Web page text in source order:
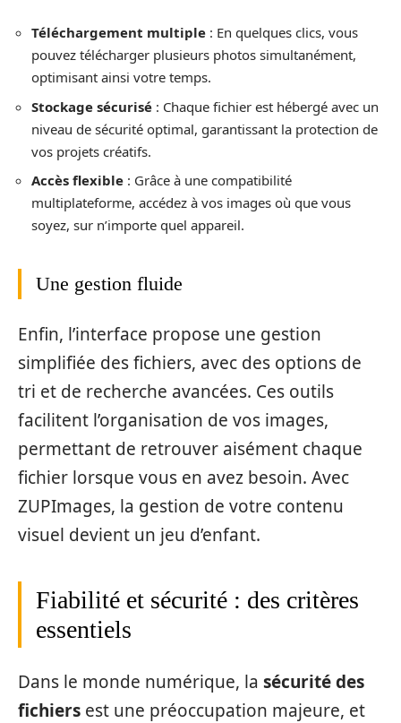
Téléchargement multiple : En quelques clics, vous
pouvez télécharger plusieurs photos simultanément,
optimisant ainsi votre temps.
Stockage sécurisé : Chaque fichier est hébergé avec un
niveau de sécurité optimal, garantissant la protection de
vos projets créatifs.
Accès flexible : Grâce à une compatibilité
multiplateforme, accédez à vos images où que vous
soyez, sur n’importe quel appareil.
Une gestion fluide
Enfin, l’interface propose une gestion
simplifiée des fichiers, avec des options de
tri et de recherche avancées. Ces outils
facilitent l’organisation de vos images,
permettant de retrouver aisément chaque
fichier lorsque vous en avez besoin. Avec
ZUPImages, la gestion de votre contenu
visuel devient un jeu d’enfant.
Fiabilité et sécurité : des critères
essentiels
Dans le monde numérique, la sécurité des
fichiers est une préoccupation majeure, et